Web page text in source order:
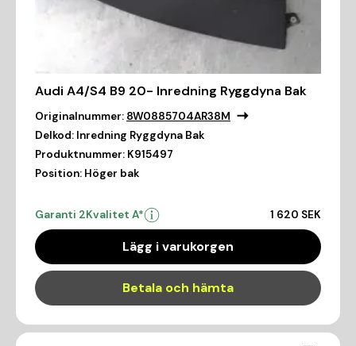
Audi A4/S4 B9 20- Inredning Ryggdyna Bak
Originalnummer: 8W0885704AR38M
Delkod: Inredning Ryggdyna Bak
Produktnummer: K915497
Position: Höger bak
Garanti 2Kvalitet A* 1 620 SEK
Lägg i varukorgen
Betala och hämta